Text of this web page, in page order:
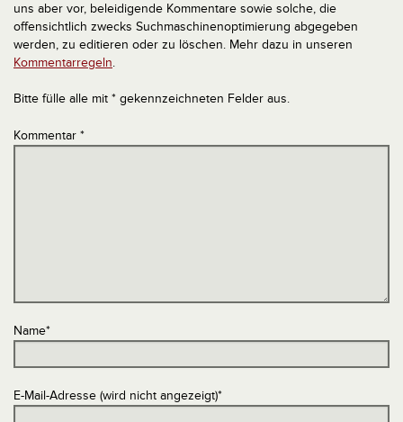
uns aber vor, beleidigende Kommentare sowie solche, die
offensichtlich zwecks Suchmaschinenoptimierung abgegeben
werden, zu editieren oder zu löschen. Mehr dazu in unseren
Kommentarregeln.
Bitte fülle alle mit * gekennzeichneten Felder aus.
Kommentar *
Name*
E-Mail-Adresse (wird nicht angezeigt)*